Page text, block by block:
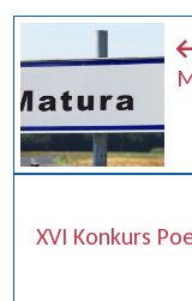
XVI Konkurs